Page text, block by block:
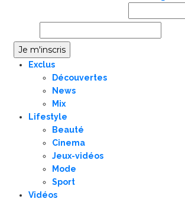
Exclus
Découvertes
News
Mix
Lifestyle
Beauté
Cinema
Jeux-vidéos
Mode
Sport
Vidéos